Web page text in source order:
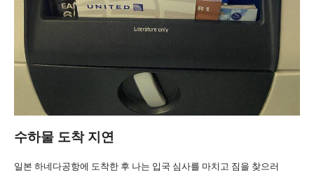
수하물 도착 지연
일본 하네다공항에 도착한 후 나는 입국 심사를 마치고 짐을 찾으러